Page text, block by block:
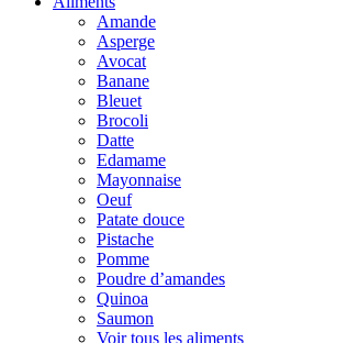
Amande
Asperge
Avocat
Banane
Bleuet
Brocoli
Datte
Edamame
Mayonnaise
Oeuf
Patate douce
Pistache
Pomme
Poudre d’amandes
Quinoa
Saumon
Voir tous les aliments